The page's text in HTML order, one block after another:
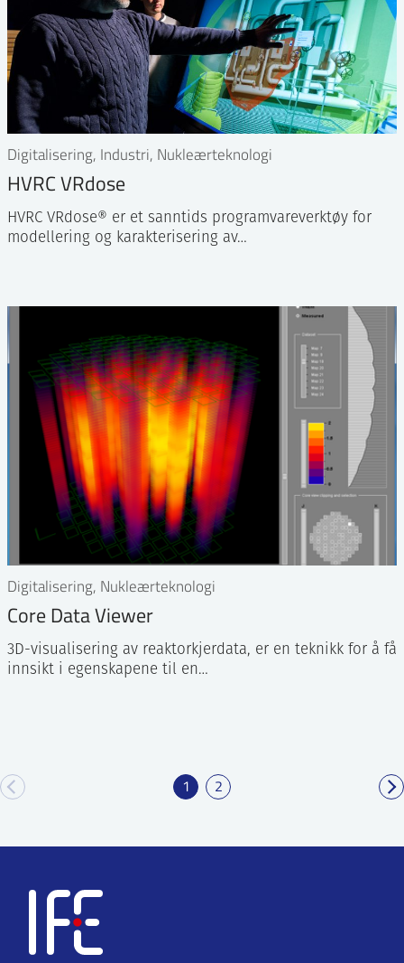
Digitalisering, Industri, Nukleærteknologi
HVRC VRdose
HVRC VRdose® er et sanntids programvareverktøy for
modellering og karakterisering av…
Digitalisering, Nukleærteknologi
Core Data Viewer
3D-visualisering av reaktorkjerdata, er en teknikk for å få
innsikt i egenskapene til en…
1 2